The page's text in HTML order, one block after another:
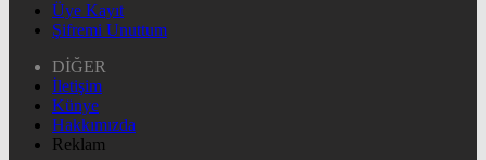
Üye Kayıt
Şifremi Unuttum
DİĞER
İletişim
Künye
Hakkımızda
Reklam